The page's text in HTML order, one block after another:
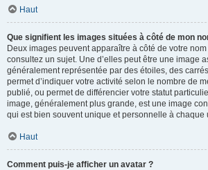
Haut
Que signifient les images situées à côté de mon
Deux images peuvent apparaître à côté de votre
consultez un sujet. Une d’elles peut être une image
généralement représentée par des étoiles, des
permet d’indiquer votre activité selon le nombre de
publié, ou permet de différencier votre statut
image, généralement plus grande, est une image
qui est bien souvent unique et personnelle à chaque
Haut
Comment puis-je afficher un avatar ?